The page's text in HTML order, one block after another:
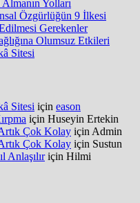
Yolları
Özgürlüğün 9 İlkesi
Gerekenler
Olumsuz Etkileri
Sitesi
Sitesi için eason
için Huseyin Ertekin
Çok Kolay için Admin
Çok Kolay için Sustun
Anlaşılıriçin Hilmi